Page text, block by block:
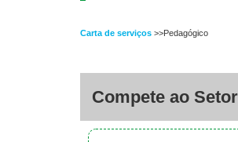
Carta de serviços >>Pedagógico
Compete ao